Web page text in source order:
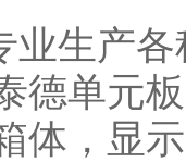
生产各
德单元
体，显